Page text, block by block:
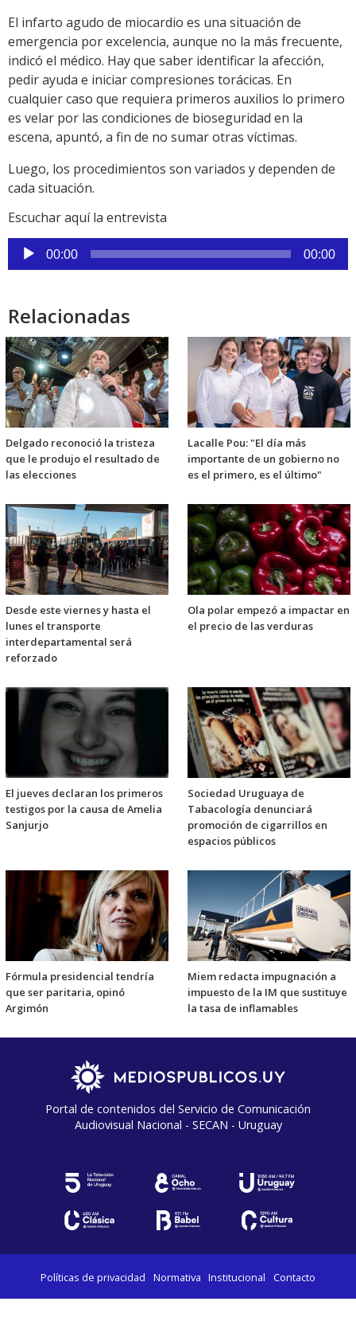
El infarto agudo de miocardio es una situación de
emergencia por excelencia, aunque no la más frecuente,
indicó el médico. Hay que saber identificar la afección,
pedir ayuda e iniciar compresiones torácicas. En
cualquier caso que requiera primeros auxilios lo primero
es velar por las condiciones de bioseguridad en la
escena, apuntó, a fin de no sumar otras víctimas.
Luego, los procedimientos son variados y dependen de
cada situación.
Escuchar aquí la entrevista
Reproductor
00:00 00:00
Relacionadas
Delgado reconoció la tristeza
que le produjo el resultado de
las elecciones
Lacalle Pou: "El día más
importante de un gobierno no
es el primero, es el último"
Desde este viernes y hasta el
lunes el transporte
interdepartamental será
reforzado
Ola polar empezó a impactar en
el precio de las verduras
El jueves declaran los primeros
testigos por la causa de Amelia
Sanjurjo
Sociedad Uruguaya de
Tabacología denunciará
promoción de cigarrillos en
espacios públicos
Fórmula presidencial tendría
que ser paritaria, opinó
Argimón
Miem redacta impugnación a
impuesto de la IM que sustituye
la tasa de inflamables
Portal de contenidos del Servicio de Comunicación
Audiovisual Nacional - SECAN - Uruguay
Políticas de privacidad Normativa Institucional Contacto